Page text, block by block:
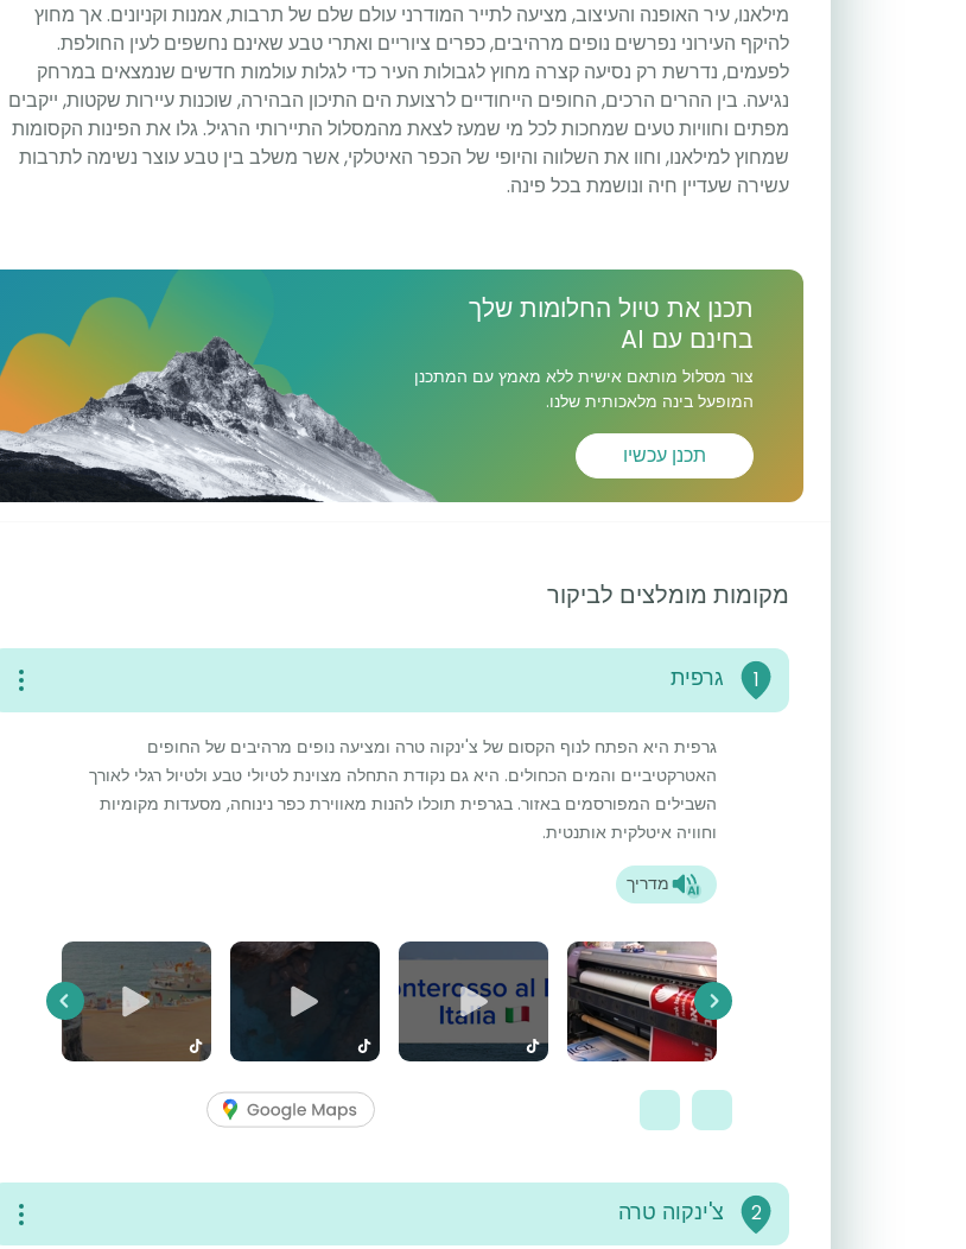
מילאנו, עיר האופנה והעיצוב, מציעה לתייר המודרני עולם שלם של תרבות, אמנות וקניונים. אך מחוץ
להיקף העירוני נפרשים נופים מרהיבים, כפרים ציוריים ואתרי טבע שאינם נחשפים לעין החולפת.
לפעמים, נדרשת רק נסיעה קצרה מחוץ לגבולות העיר כדי לגלות עולמות חדשים שנמצאים במרחק
נגיעה. בין ההרים הרכים, החופים הייחודיים לרצועת הים התיכון הבהירה, שוכנות עיירות שקטות, ייקבים
מפתים וחוויות טעים שמחכות לכל מי שמעז לצאת מהמסלול התיירותי הרגיל. גלו את הפינות הקסומות
שמחוץ למילאנו, וחוו את השלווה והיופי של הכפר האיטלקי, אשר משלב בין טבע עוצר נשימה לתרבות
עשירה שעדיין חיה ונושמת בכל פינה.
תכנן את טיול החלומות שלך
בחינם עם AI
צור מסלול מותאם אישית ללא מאמץ עם המתכנן
המופעל בינה מלאכותית שלנו.
תכנן עכשיו
מקומות מומלצים לביקור
1 גרפית
גרפית היא הפתח לנוף הקסום של צ'ינקוה טרה ומציעה נופים מרהיבים של החופים
האטרקטיביים והמים הכחולים. היא גם נקודת התחלה מצוינת לטיולי טבע ולטיול רגלי לאורך
השבילים המפורסמים באזור. בגרפית תוכלו להנות מאווירת כפר נינוחה, מסעדות מקומיות
וחוויה איטלקית אותנטית.
מדריך
Previous Next
2 צ'ינקוה טרה